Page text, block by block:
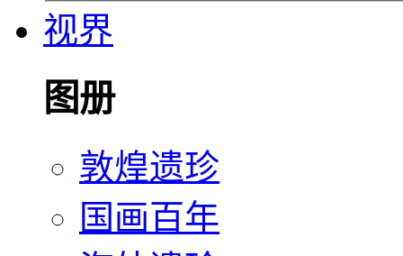
视界
图册
敦煌遗珍
国画百年